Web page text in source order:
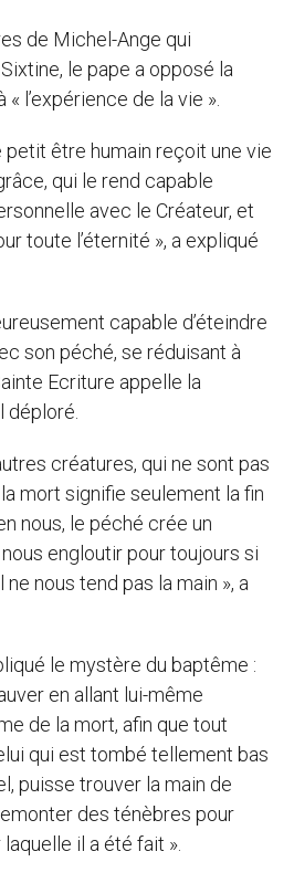
de Michel-Ange qui
le pape a opposé la
l’expérience de la vie ».
petit être humain reçoit une vie
qui le rend capable
avec le Créateur, et
toute l’éternité », a expliqué
capable d’éteindre
son péché, se réduisant à
Ecriture appelle la
déploré.
créatures, qui ne sont pas
mort signifie seulement la fin
nous, le péché crée un
engloutir pour toujours si
nous tend pas la main », a
le mystère du baptême :
en allant lui-même
de la mort, afin que tout
qui est tombé tellement bas
puisse trouver la main de
des ténèbres pour
il a été fait ».